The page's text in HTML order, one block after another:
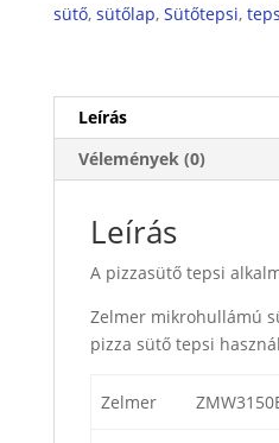
sütő, sütőlap, Sütőtepsi,
Leírás
Vélemények (0)
Leírás
A pizzasütő tepsi
Zelmer mikrohullámú
pizza sütő tepsi
Zelmer